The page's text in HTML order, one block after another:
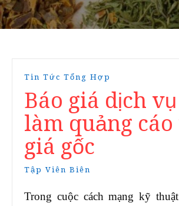
Tin Tức Tổng Hợp
Báo giá dịch
làm quảng
giá gốc
Tập Viên Biên
Trong cuộc cách mạng kỹ